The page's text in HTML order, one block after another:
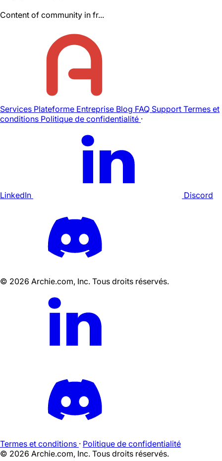
Content of community in fr...
Services Plateforme Entreprise Blog FAQ Support Termes et
conditions Politique de confidentialité ·
LinkedIn Discord
© 2026 Archie.com, Inc. Tous droits réservés.
Termes et conditions · Politique de confidentialité
© 2026 Archie.com, Inc. Tous droits réservés.